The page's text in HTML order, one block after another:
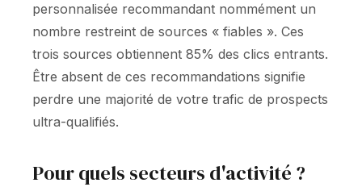
personnalisée recommandant nommément un
nombre restreint de sources « fiables ». Ces
trois sources obtiennent 85% des clics entrants.
Être absent de ces recommandations signifie
perdre une majorité de votre trafic de prospects
ultra-qualifiés.
Pour quels secteurs d'activité ?